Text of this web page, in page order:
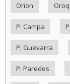
Orion
P. Campa
P. Guevarra
P. Paredes